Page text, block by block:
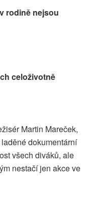
rodině nejsou
celoživotně
Martin Mareček,
dokumentární
všech diváků, ale
nestačí jen akce ve